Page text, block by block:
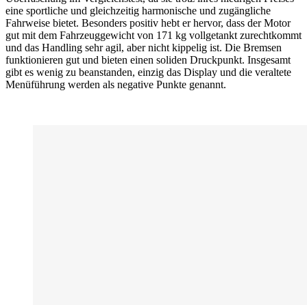
eine sportliche und gleichzeitig harmonische und zugängliche
Fahrweise bietet. Besonders positiv hebt er hervor, dass der Motor
gut mit dem Fahrzeuggewicht von 171 kg vollgetankt zurechtkommt
und das Handling sehr agil, aber nicht kippelig ist. Die Bremsen
funktionieren gut und bieten einen soliden Druckpunkt. Insgesamt
gibt es wenig zu beanstanden, einzig das Display und die veraltete
Menüführung werden als negative Punkte genannt.